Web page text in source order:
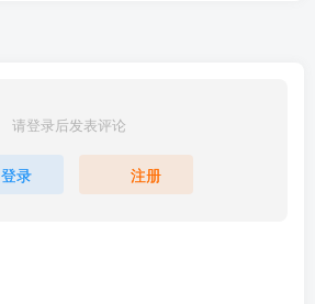
请登录后发表评论
登录 注册